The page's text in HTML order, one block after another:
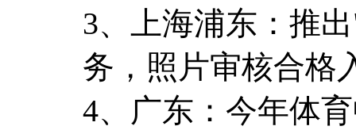
3、上海浦东：推
务，照片审核合格
4、广东：今年体